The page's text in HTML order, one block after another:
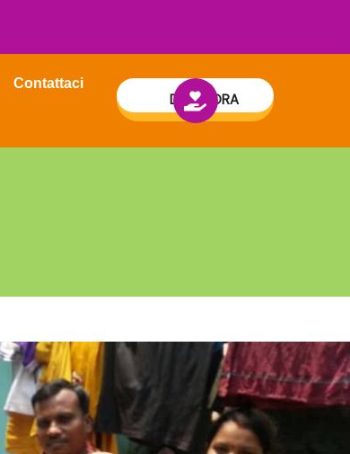
Contattaci
DONA ORA